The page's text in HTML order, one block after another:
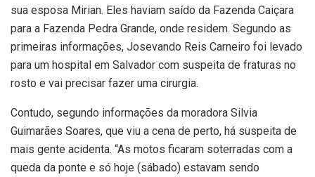
sua esposa Mirian. Eles haviam saído da Fazenda Caiçara
para a Fazenda Pedra Grande, onde residem. Segundo as
primeiras informações, Josevando Reis Carneiro foi levado
para um hospital em Salvador com suspeita de fraturas no
rosto e vai precisar fazer uma cirurgia.
Contudo, segundo informações da moradora Silvia
Guimarães Soares, que viu a cena de perto, há suspeita de
mais gente acidenta. “As motos ficaram soterradas com a
queda da ponte e só hoje (sábado) estavam sendo